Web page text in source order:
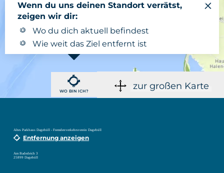
WO BIN ICH?
Wenn du uns deinen Standort verrätst,
zeigen wir dir:
Wo du dich aktuell befindest
Wie weit das Ziel entfernt ist
zur großen Karte
Altes Parkhaus Dagebüll - Fremdenverkehrsverein Dagebüll
Entfernung anzeigen
Am Badedeich 3
25899 Dagebüll